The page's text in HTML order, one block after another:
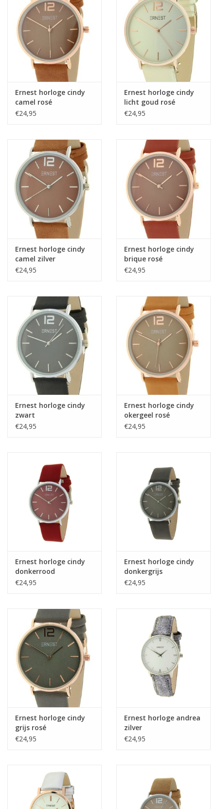
Ernest horloge cindy
camel rosé
€24,95
Ernest horloge cindy
licht goud rosé
€24,95
Ernest horloge cindy
camel zilver
€24,95
Ernest horloge cindy
brique rosé
€24,95
Ernest horloge cindy
zwart
€24,95
Ernest horloge cindy
okergeel rosé
€24,95
Ernest horloge cindy
donkerrood
€24,95
Ernest horloge cindy
donkergrijs
€24,95
Ernest horloge cindy
grijs rosé
€24,95
Ernest horloge andrea
zilver
€24,95